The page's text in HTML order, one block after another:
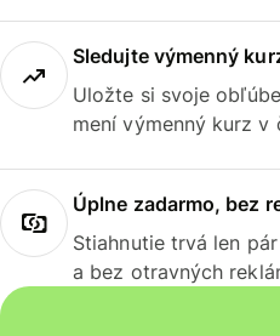
Sledujte výmenný
Uložte si svoje
mení výmenný kurz v
Úplne zadarmo, bez
Stiahnutie trvá len
a bez otravných